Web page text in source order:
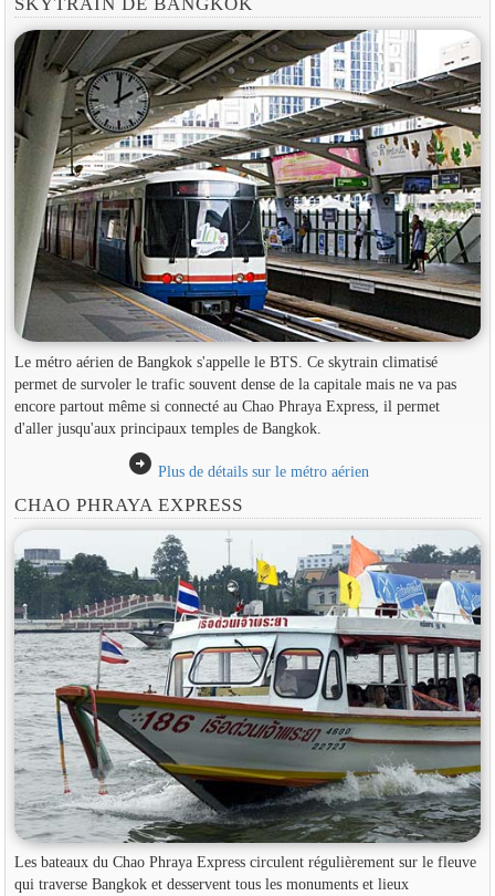
Le métro aérien de Bangkok s'appelle le BTS. Ce skytrain climatisé
permet de survoler le trafic souvent dense de la capitale mais ne va pas
encore partout même si connecté au Chao Phraya Express, il permet
d'aller jusqu'aux principaux temples de Bangkok.
arrow_circle_right Plus de détails sur le métro aérien
CHAO PHRAYA EXPRESS
Les bateaux du Chao Phraya Express circulent régulièrement sur le fleuve
qui traverse Bangkok et desservent tous les monuments et lieux